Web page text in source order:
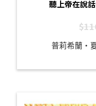
聽上帝在說
$
普莉希蘭・